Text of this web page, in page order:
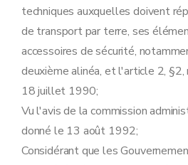
Art. 25
Art. 26
Art. 27
Art. 28
Art. 29
Art. 31
Art. 32
Art. 33
Art. 34
Art. 35
techniques auxquelles doivent
de transport par terre, ses
accessoires de sécurité,
deuxième alinéa, et l'article 2,
18 juillet 1990;
Vu l'avis de la commission
donné le 13 août 1992;
Considérant que les